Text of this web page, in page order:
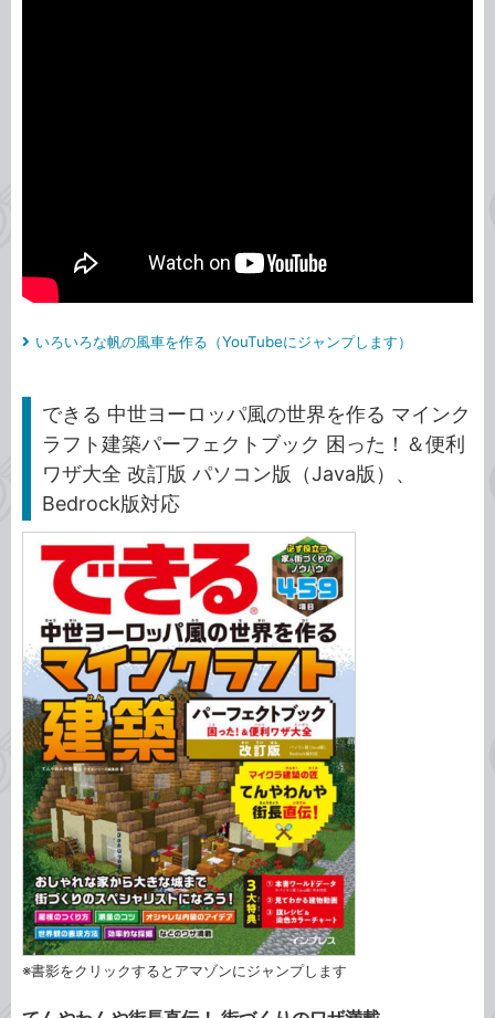
いろいろな帆の風車を作る（YouTubeにジャンプします）
できる 中世ヨーロッパ風の世界を作る マインク
ラフト建築パーフェクトブック 困った！＆便利
ワザ大全 改訂版 パソコン版（Java版）、
Bedrock版対応
※書影をクリックするとアマゾンにジャンプします